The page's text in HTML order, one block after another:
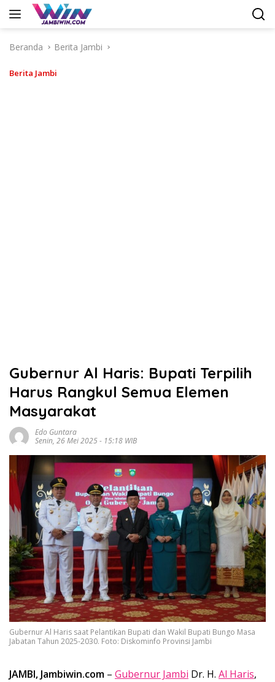
Langsung
Beranda
Berita Jambi
Berita Jambi
Gubernur Al Haris: Bupati Terpilih
Harus Rangkul Semua Elemen
Masyarakat
Edo Guntara
Senin, 26 Mei 2025 - 15:18 WIB
Gubernur Al Haris saat Pelantikan Bupati dan Wakil Bupati Bungo Masa
Jabatan Tahun 2025-2030. Foto: Diskominfo Provinsi Jambi
JAMBI, Jambiwin.com – Gubernur Jambi Dr. H. Al Haris,